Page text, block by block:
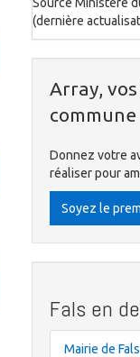
(dernière
Array,
commune
Donnez votre
réaliser pour
Soyez le
Fals en
Mairie de